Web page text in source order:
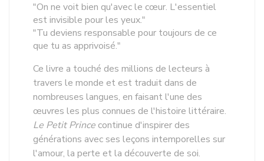
"On ne voit bien qu'avec le cœur. L'essentiel
est invisible pour les yeux."
"Tu deviens responsable pour toujours de ce
que tu as apprivoisé."
Ce livre a touché des millions de lecteurs à
travers le monde et est traduit dans de
nombreuses langues, en faisant l'une des
œuvres les plus connues de l'histoire littéraire.
Le Petit Prince continue d'inspirer des
générations avec ses leçons intemporelles sur
l'amour, la perte et la découverte de soi.